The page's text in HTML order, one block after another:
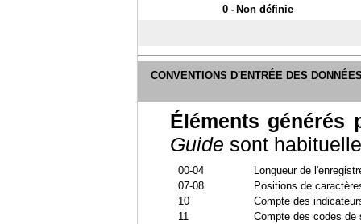
0 - Non définie
CONVENTIONS D'ENTRÉE DES
Éléments générés
Guide sont
00-04
Longueur de
07-08
Positions de
10
Compte des
11
Compte des codes de